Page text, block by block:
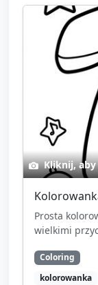
Kliknij, aby
Prosta
wielkimi
Coloring
kolorowanka